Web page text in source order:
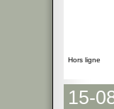
Hors ligne
15-